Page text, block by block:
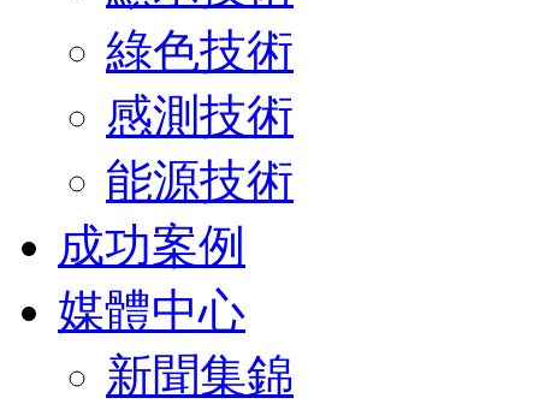
綠色技術
感測技術
能源技術
成功案例
媒體中心
新聞集錦